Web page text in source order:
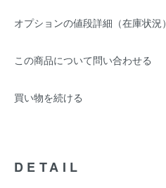
オプションの値段詳細（在庫状況）
この商品について問い合わせる
買い物を続ける
DETAIL